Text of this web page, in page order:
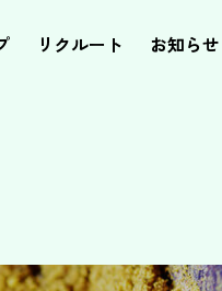
リクルート お知らせ